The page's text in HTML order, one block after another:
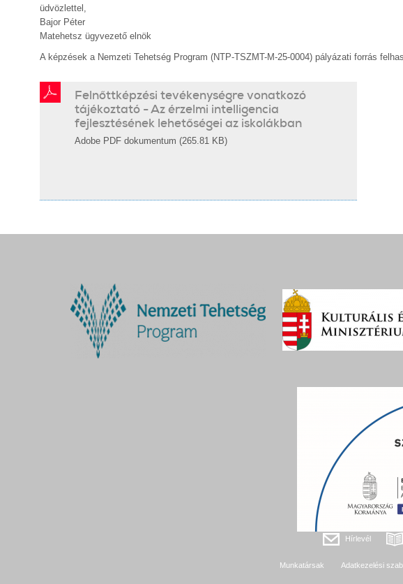
üdvözlettel,
Bajor Péter
Matehetsz ügyvezető elnök
A képzések a Nemzeti Tehetség Program (NTP-TSZMT-M-25-0004) pályázati forrás
Felnőttképzési tevékenységre vonatkozó
tájékoztató - Az érzelmi intelligencia
fejlesztésének lehetőségei az iskolákban
Adobe PDF dokumentum (265.81 KB)
Hírlevél
Munkatársak Adatkezelési